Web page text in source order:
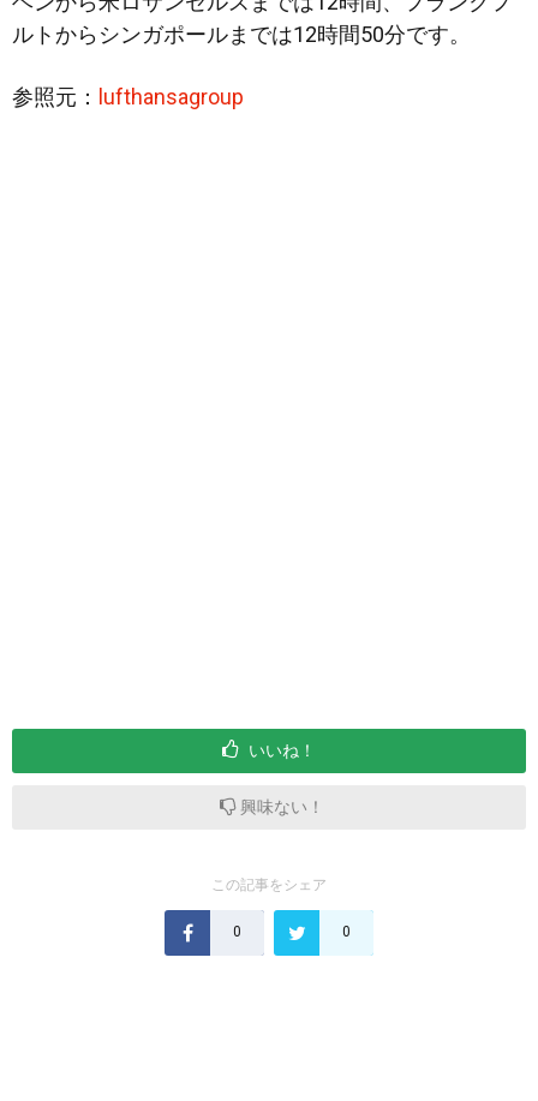
ルトからシンガポールまでは12時間50分です。
参照元： lufthansagroup
いいね！
興味ない！
この記事をシェア
0 0